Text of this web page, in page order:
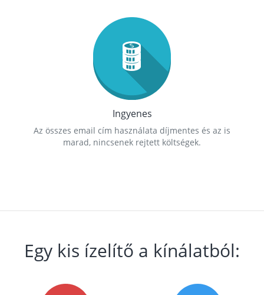
Ingyenes
Az összes email cím használata díjmentes és az is
marad, nincsenek rejtett költségek.
Egy kis ízelítő a kínálatból: